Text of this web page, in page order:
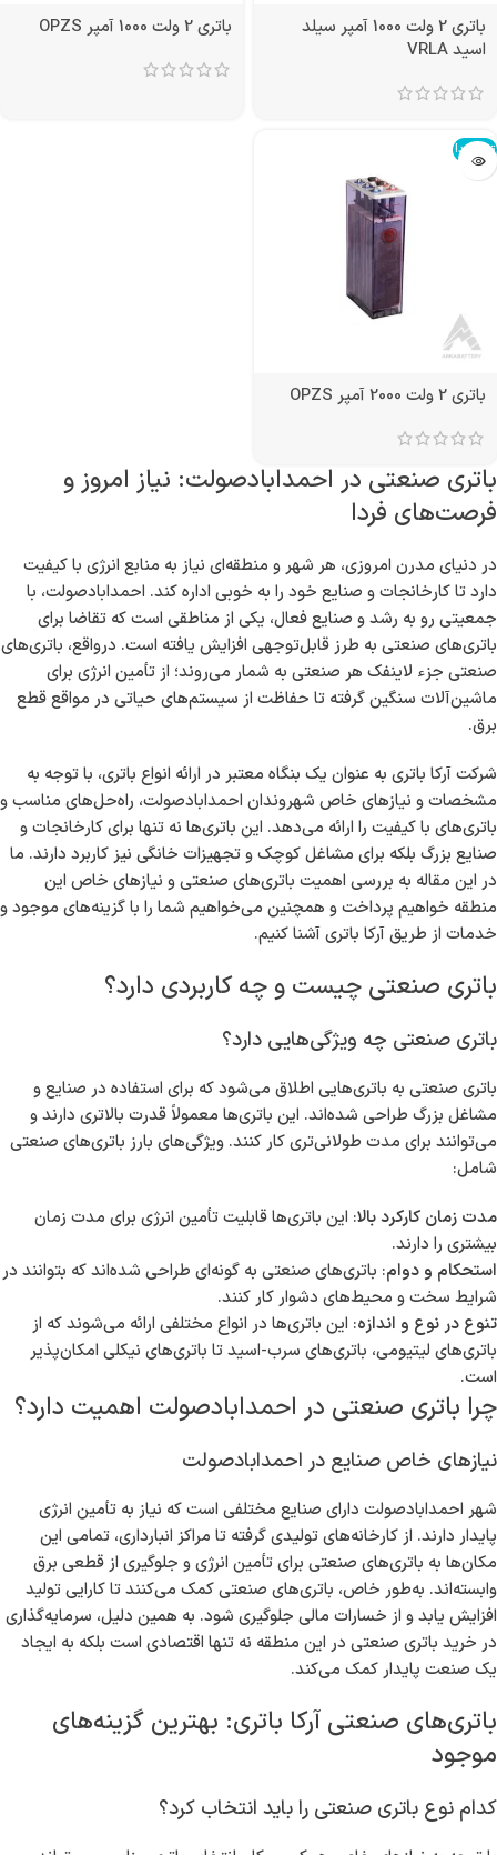
باتری 2 ولت 1000 آمپر سیلد
اسید VRLA
باتری 2 ولت 1000 آمپر OPZS
تمام شد!
باتری 2 ولت 2000 آمپر OPZS
باتری صنعتی در احمدابادصولت: نیاز امروز و
فرصت‌های فردا
در دنیای مدرن امروزی، هر شهر و منطقه‌ای نیاز به منابع انرژی با کیفیت
دارد تا کارخانجات و صنایع خود را به خوبی اداره کند. احمدابادصولت، با
جمعیتی رو به رشد و صنایع فعال، یکی از مناطقی است که تقاضا برای
باتری‌های صنعتی به طرز قابل‌توجهی افزایش یافته است. درواقع، باتری‌های
صنعتی جزء لاینفک هر صنعتی به شمار می‌روند؛ از تأمین انرژی برای
ماشین‌آلات سنگین گرفته تا حفاظت از سیستم‌های حیاتی در مواقع قطع
برق.
شرکت آرکا باتری به عنوان یک بنگاه معتبر در ارائه انواع باتری، با توجه به
مشخصات و نیازهای خاص شهروندان احمدابادصولت، راه‌حل‌های مناسب و
باتری‌های با کیفیت را ارائه می‌دهد. این باتری‌ها نه تنها برای کارخانجات و
صنایع بزرگ بلکه برای مشاغل کوچک و تجهیزات خانگی نیز کاربرد دارند. ما
در این مقاله به بررسی اهمیت باتری‌های صنعتی و نیازهای خاص این
منطقه خواهیم پرداخت و همچنین می‌خواهیم شما را با گزینه‌های موجود و
خدمات از طریق آرکا باتری آشنا کنیم.
باتری صنعتی چیست و چه کاربردی دارد؟
باتری صنعتی چه ویژگی‌هایی دارد؟
باتری صنعتی به باتری‌هایی اطلاق می‌شود که برای استفاده در صنایع و
مشاغل بزرگ طراحی شده‌اند. این باتری‌ها معمولاً قدرت بالاتری دارند و
می‌توانند برای مدت طولانی‌تری کار کنند. ویژگی‌های بارز باتری‌های صنعتی
شامل:
مدت زمان کارکرد بالا: این باتری‌ها قابلیت تأمین انرژی برای مدت زمان
بیشتری را دارند.
استحکام و دوام: باتری‌های صنعتی به گونه‌ای طراحی شده‌اند که بتوانند در
شرایط سخت و محیط‌های دشوار کار کنند.
تنوع در نوع و اندازه: این باتری‌ها در انواع مختلفی ارائه می‌شوند که از
باتری‌های لیتیومی، باتری‌های سرب-اسید تا باتری‌های نیکلی امکان‌پذیر
است.
چرا باتری صنعتی در احمدابادصولت اهمیت دارد؟
نیازهای خاص صنایع در احمدابادصولت
شهر احمدابادصولت دارای صنایع مختلفی است که نیاز به تأمین انرژی
پایدار دارند. از کارخانه‌های تولیدی گرفته تا مراکز انبارداری، تمامی این
مکان‌ها به باتری‌های صنعتی برای تأمین انرژی و جلوگیری از قطعی برق
وابسته‌اند. به‌طور خاص، باتری‌های صنعتی کمک می‌کنند تا کارایی تولید
افزایش یابد و از خسارات مالی جلوگیری شود. به همین دلیل، سرمایه‌گذاری
در خرید باتری صنعتی در این منطقه نه تنها اقتصادی است بلکه به ایجاد
یک صنعت پایدار کمک می‌کند.
باتری‌های صنعتی آرکا باتری: بهترین گزینه‌های
موجود
کدام نوع باتری صنعتی را باید انتخاب کرد؟